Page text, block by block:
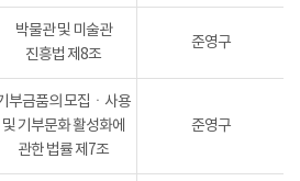
박물관 및 미술관
진흥법 제8조
준영구
부금품의 모집ㆍ사용
및 기부문화 활성화에
관한 법률 제7조
준영구